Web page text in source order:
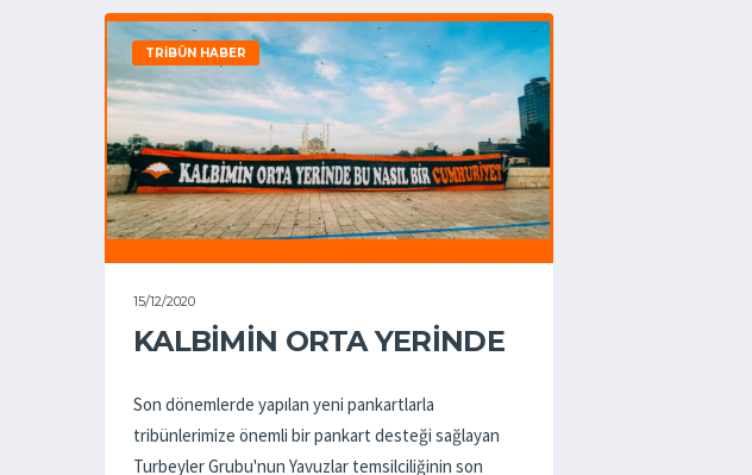
TRIBÜN HABER
15/12/2020
KALBIMIN ORTA YERINDE
Son dönemlerde yapılan yeni pankartlarla
tribünlerimize önemli bir pankart desteği sağlayan
Turbeyler Grubu'nun Yavuzlar temsilciliğinin son